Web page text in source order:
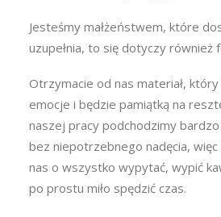
Jesteśmy małżeństwem, które
uzupełnia, to się dotyczy również
Otrzymacie od nas materiał, który
emocje i będzie pamiątką na
naszej pracy podchodzimy
bez niepotrzebnego nadęcia,
nas o wszystko wypytać, wypić
po prostu miło spędzić czas.